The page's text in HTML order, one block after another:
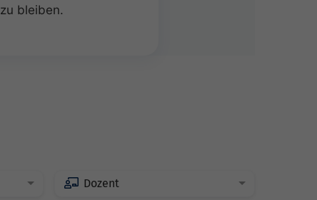
bleiben.
Dozent